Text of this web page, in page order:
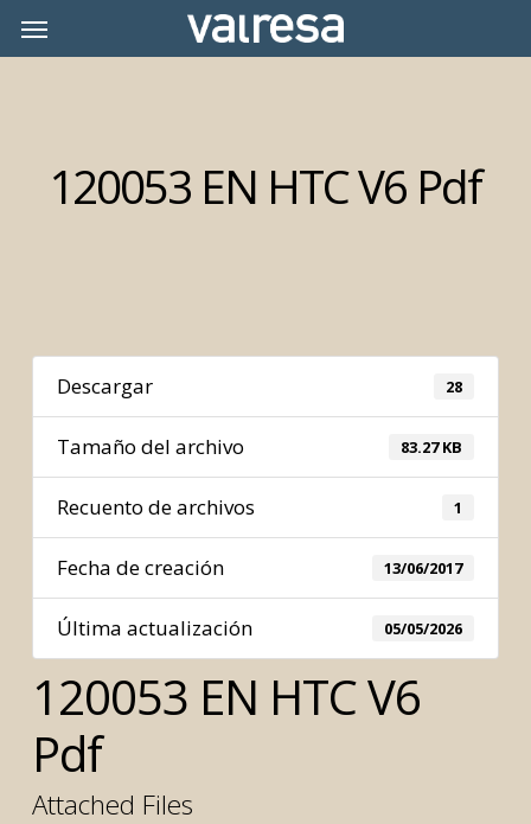
Menu
120053 EN HTC V6 Pdf
Descargar 28
Tamaño del archivo 83.27 KB
Recuento de archivos 1
Fecha de creación 13/06/2017
Última actualización 05/05/2026
120053 EN HTC V6
Pdf
Attached Files